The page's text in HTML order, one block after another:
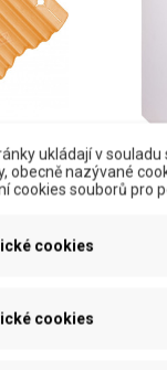
gelová
N-
ukládají v souladu
obecně nazývané
cookies souborů pro
cookies
cookies